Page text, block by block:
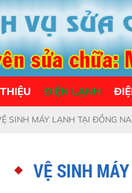
ĐIỆN LẠNH
SINH MÁY LẠNH TẠI ĐỒNG
VỆ SINH